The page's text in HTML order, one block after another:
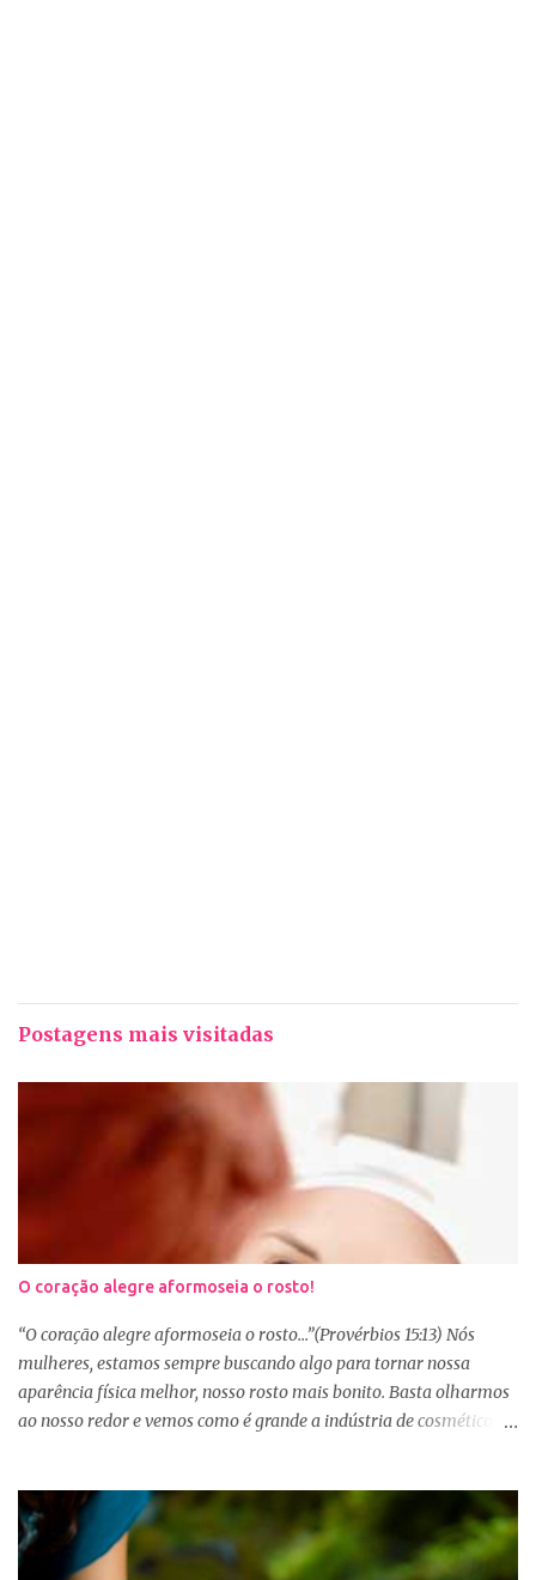
Postagens mais visitadas
O coração alegre aformoseia o rosto!
“O coração alegre aformoseia o rosto...”(Provérbios 15:13) Nós
mulheres, estamos sempre buscando algo para tornar nossa
aparência física melhor, nosso rosto mais bonito. Basta olharmos
ao nosso redor e vemos como é grande a indústria de cosméticos e
se maquiar e testam produtos. Não é errado gostar de se cuidar e
buscar conhecimento de como ficar mais bonita e atraente. Eu
também gosto de maquiagem e dicas de beleza, no entanto,